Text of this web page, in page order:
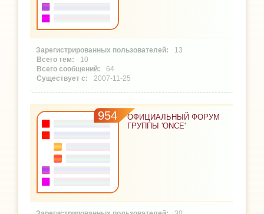
13
10
64
2007-11-25
954
ОФИЦИАЛЬНЫЙ ФОРУМ
ГРУППЫ 'ONCE'